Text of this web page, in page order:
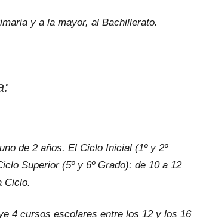
y a la mayor, al Bachillerato.
de 2 años. El Ciclo Inicial (1º y 2º
Superior (5º y 6º Grado): de 10 a 12
Ciclo.
4 cursos escolares entre los 12 y los 16